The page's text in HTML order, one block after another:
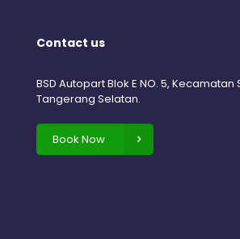
Contact us
BSD Autopart Blok E NO. 5, Kecamatan
Tangerang Selatan.
Book Now